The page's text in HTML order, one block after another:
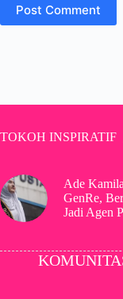
Post Comment
TOKOH INSPIRATIF
Ade
GenRe,
Jadi Agen